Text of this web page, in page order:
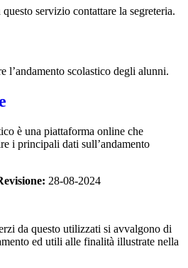
servizio contattare la segreteria.
l’andamento scolastico degli alunni.
è una piattaforma online che
i principali dati sull’andamento
28-08-2024
da questo utilizzati si avvalgono di
ed utili alle finalità illustrate nella